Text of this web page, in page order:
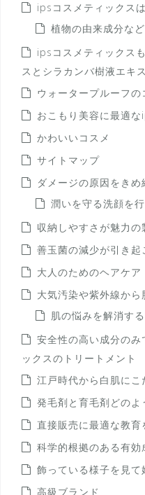
ipsコスメティックス
植物の由来成分な
ipsコスメティックス
スとシラカンバ樹液エキ
ウォータープルーフの
おこもり美容に最適
かわいいコスメ
サイトマップ
ダメージの原因をき
潤いを守る洗顔を
収納しやすさが魅力の
善玉菌の減少が引き起
大人のためのヘアケア
大気汚染や紫外線か
肌の悩みを解消す
安全性の高い成分の
ックスのトリートメント
江戸時代から白肌にこ
発毛剤と育毛剤どの
直接販売に最適な教育
科学的根拠のある有効
飾っている様子を見
高級ブランド